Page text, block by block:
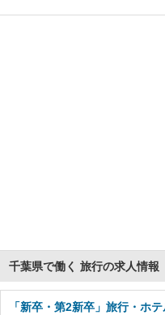
千葉県で働く 旅行の求人情報
「新卒・第2新卒」旅行・ホ